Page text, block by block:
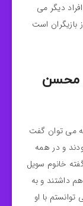
دیگر می
است
محسن
می توان گفت
و در همه
خانوم سویل
داشتند و به
با او